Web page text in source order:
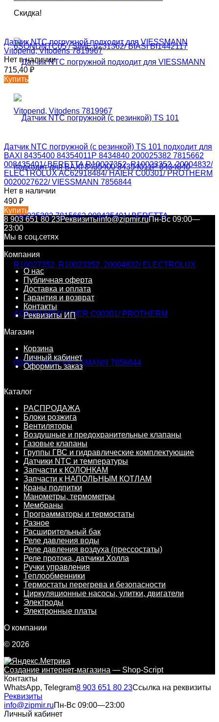
Скидка!
Датчик NTC погружной подходит для VIESSMANN
Vitopend, Vitodens 7819967
Нет в наличии
715,40 ₽
Купить
Датчик NTC погружной (с резинкой) TS 101 подходит для
BAXI 8435400 84354011P 8434840 200025382 7815662
008435401/ BERETTA R10027352, R10023352, 20004832/
ELECTROLUX AC62918484/ HAIER C00301/ PROTHERM
0020027622/ VIESSMANN 7856844
Нет в наличии
490 ₽
Купить
8 903 651 80 23Реквизитыinfo@zipmir.ruПн-Вс 09:00—
23:00
Мы в соц.сетях
Компания
О нас
Публичная оферта
Доставка и оплата
Гарантия и возврат
Контакты
Реквизиты ИП
Магазин
Корзина
Личный кабинет
Оформить заказ
Каталог
РАСПРОДАЖА
Блоки розжига
Вентиляторы
Воздушные и предохранительные клапаны
Газовые клапаны
Группы ГВС и гидравлические комплектующие
Датчики NTC и температуры
Запчасти к КОЛОНКАМ
Запчасти к НАПОЛЬНЫМ КОТЛАМ
Краны подпитки
Манометры, термометры
Мембраны
Программаторы и термостаты
Разное
Расширительный бак
Реле давления воды
Реле давления воздуха (прессостаты)
Реле протока, датчики Холла
Ручки управления
Теплообменники
Термостаты перегрева и безопасности
Циркуляционные насосы, улитки, двигатели
Электроды
Электронные платы
О компании
© 2026
Создание интернет-магазина — Shop-Script
Контакты
WhatsApp, Telegram8 903 651 80 23Ссылка на реквизиты
Реквизиты
info@zipmir.ruПн-Вс 09:00—23:00
Личный кабинет